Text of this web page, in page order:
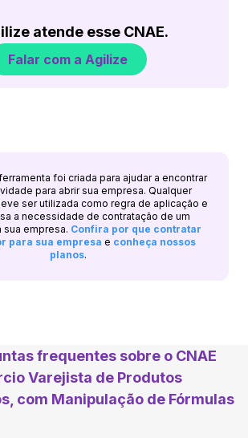
atende esse CNAE.
Falar com a Agilize
foi criada para ajudar a encontrar
para abrir sua empresa. Qualquer
ser utilizada como regra de aplicação e
a necessidade de contratação de um
sua empresa. Confira por que contratar
para sua empresa e conheça nossos
planos.
frequentes sobre o CNAE
Varejista de Produtos
com Manipulação de Fórmulas